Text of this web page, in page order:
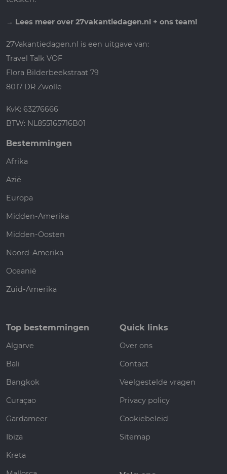
→ Lees meer over 27vakantiedagen.nl + ons team!
27Vakantiedagen.nl is een uitgave van:
Travel Talk VOF
Flora Bilderbeekstraat 79
8017 DR Zwolle
KvK: 63276666
BTW: NL855165716B01
Bestemmingen
Afrika
Azië
Europa
Midden-Amerika
Midden-Oosten
Noord-Amerika
Oceanië
Zuid-Amerika
Top bestemmingen
Algarve
Bali
Bangkok
Curaçao
Gardameer
Ibiza
Kreta
Quick links
Over ons
Contact
Veelgestelde vragen
Privacy policy
Cookiebeleid
Sitemap